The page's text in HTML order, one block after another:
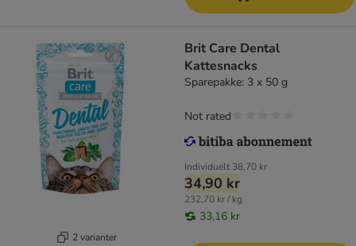
2 varianter
Brit Care Dental
Kattesnacks
Sparepakke: 3 x 50 g
Individuelt 38,70 kr
34,90 kr
232,70 kr / kg
33,16 kr
Not rated